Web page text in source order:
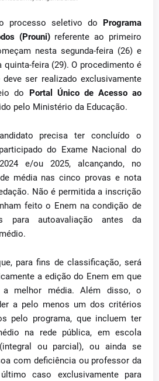
processo seletivo do Programa
(Prouni)referente ao primeiro
nesta segunda-feira (26) e
quinta-feira (29). O procedimento é
ser realizado exclusivamente
do Portal Único de Acesso ao
pelo Ministério da Educação.
precisa ter concluído o
do Exame Nacional do
e/ou 2025, alcançando, no
média nas cinco provas e nota
Não é permitida a inscrição
feito o Enem na condição de
para autoavaliação antes da
para fins de classificação, será
a edição do Enem em que
a melhor média. Além disso, o
a pelo menos um dos critérios
pelo programa, que incluem ter
na rede pública, em escola
ou parcial), ou ainda se
com deficiência ou professor da
caso exclusivamente para